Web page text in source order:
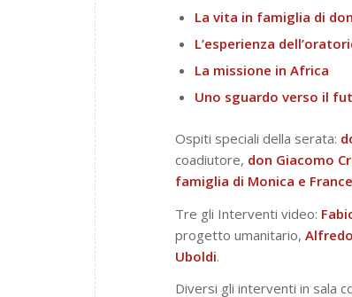
La vita in famiglia di
L’esperienza
La missione in Africa
Uno sguardo verso il
Ospiti speciali della serata:
coadiutore, don Giacomo
famiglia di Monica e
Tre gli Interventi video:
progetto umanitario, Alfredo
Uboldi.
Diversi gli interventi in sala